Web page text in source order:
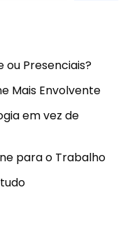
ou Presenciais?
Mais Envolvente
em vez de
para o Trabalho